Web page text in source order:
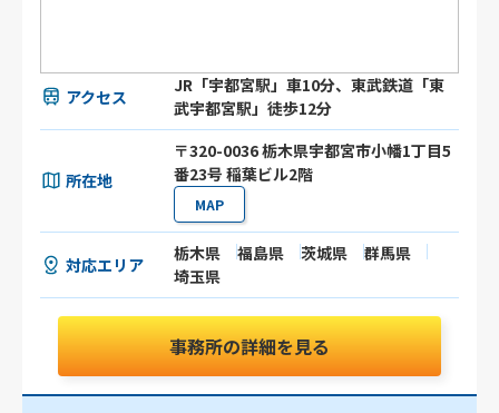
アクセス
JR「宇都宮駅」車10分、東武鉄道「東
武宇都宮駅」徒歩12分
所在地
〒320-0036 栃木県宇都宮市小幡1丁目5
番23号 稲葉ビル2階
MAP
対応エリア
栃木県 福島県 茨城県
群馬県
埼玉県
事務所の詳細を見る